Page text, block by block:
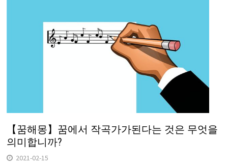
【꿈해몽】꿈에서 작곡가가된다는 것은 무엇을
의미합니까?
2021-02-15